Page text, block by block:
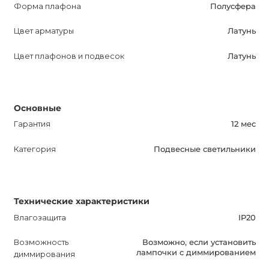
и стиль.
Форма плафона Полусфера
Цвет арматуры Латунь
Цвет плафонов и подвесок Латунь
Основные
Гарантия 12 мес
Категория Подвесные светильники
Технические характеристики
Влагозащита IP20
Возможность
диммирования
Возможно, если установить
лампочки с диммированием